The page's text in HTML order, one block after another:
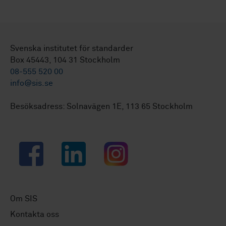
Svenska institutet för standarder
Box 45443, 104 31 Stockholm
08-555 520 00
info@sis.se
Besöksadress: Solnavägen 1E, 113 65 Stockholm
Facebook LinkedIn Instagram
Om SIS
Kontakta oss